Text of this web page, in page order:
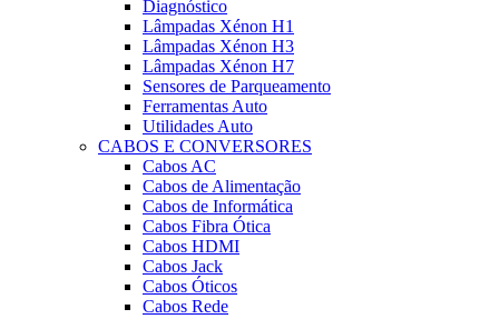
Diagnóstico
Lâmpadas Xénon H1
Lâmpadas Xénon H3
Lâmpadas Xénon H7
Sensores de Parqueamento
Ferramentas Auto
Utilidades Auto
CABOS E CONVERSORES
Cabos AC
Cabos de Alimentação
Cabos de Informática
Cabos Fibra Ótica
Cabos HDMI
Cabos Jack
Cabos Óticos
Cabos Rede